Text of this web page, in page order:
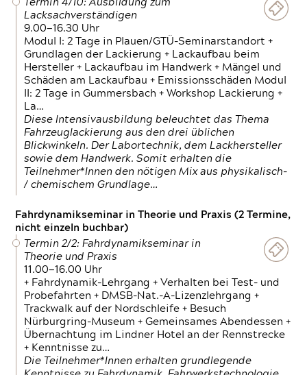
Termin 4/10: Ausbildung zum
Lacksachverständigen
9.00—16.30 Uhr
Modul I: 2 Tage in Plauen/GTÜ-Seminarstandort +
Grundlagen der Lackierung + Lackaufbau beim
Hersteller + Lackaufbau im Handwerk + Mängel und
Schäden am Lackaufbau + Emissionsschäden Modul
II: 2 Tage in Gummersbach + Workshop Lackierung +
La…
Diese Intensivausbildung beleuchtet das Thema
Fahrzeuglackierung aus den drei üblichen
Blickwinkeln. Der Labortechnik, dem Lackhersteller
sowie dem Handwerk. Somit erhalten die
Teilnehmer*Innen den nötigen Mix aus physikalisch-
/ chemischem Grundlage…
Fahrdynamikseminar in Theorie und Praxis (2 Termine,
nicht einzeln buchbar)
Termin 2/2: Fahrdynamikseminar in
Theorie und Praxis
11.00—16.00 Uhr
+ Fahrdynamik-Lehrgang + Verhalten bei Test- und
Probefahrten + DMSB-Nat.-A-Lizenzlehrgang +
Trackwalk auf der Nordschleife + Besuch
Nürburgring-Museum + Gemeinsames Abendessen +
Übernachtung im Lindner Hotel an der Rennstrecke
+ Kenntnisse zu…
Die Teilnehmer*Innen erhalten grundlegende